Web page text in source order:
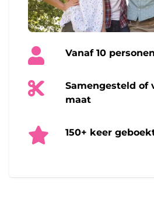
Vanaf 10 personen
Samengesteld of
maat
150+ keer